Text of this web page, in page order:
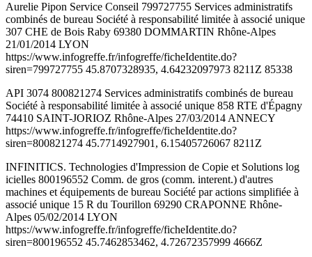
Aurelie Pipon Service Conseil 799727755 Services administratifs
combinés de bureau Société à responsabilité limitée à associé unique
307 CHE de Bois Raby 69380 DOMMARTIN Rhône-Alpes
21/01/2014 LYON
https://www.infogreffe.fr/infogreffe/ficheIdentite.do?
siren=799727755 45.8707328935, 4.64232097973 8211Z 85338
API 3074 800821274 Services administratifs combinés de bureau
Société à responsabilité limitée à associé unique 858 RTE d'Épagny
74410 SAINT-JORIOZ Rhône-Alpes 27/03/2014 ANNECY
https://www.infogreffe.fr/infogreffe/ficheIdentite.do?
siren=800821274 45.7714927901, 6.15405726067 8211Z
INFINITICS. Technologies d'Impression de Copie et Solutions log
icielles 800196552 Comm. de gros (comm. interent.) d'autres
machines et équipements de bureau Société par actions simplifiée à
associé unique 15 R du Tourillon 69290 CRAPONNE Rhône-
Alpes 05/02/2014 LYON
https://www.infogreffe.fr/infogreffe/ficheIdentite.do?
siren=800196552 45.7462853462, 4.72672357999 4666Z